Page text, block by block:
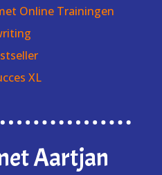
Online Trainingen
XL
Aartjan